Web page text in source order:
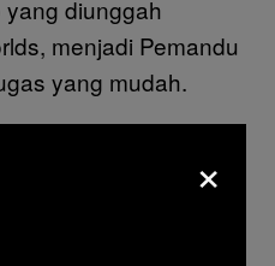
diunggah
menjadi Pemandu
yang mudah.
cuma
tadi, akun itu
banyaknya akun
mengerjai
×